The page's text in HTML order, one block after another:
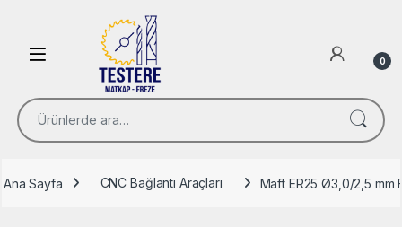
Open 0
Ara:
Ana Sayfa CNC Bağlantı Araçları Maft ER25 Ø3,0/2,5 mm